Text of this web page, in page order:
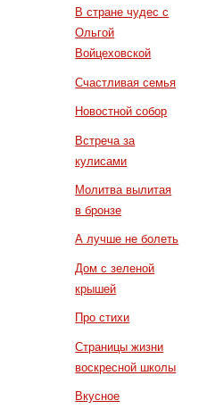
В стране чудес с
Ольгой
Войцеховской
Счастливая семья
Новостной собор
Встреча за
кулисами
Молитва вылитая
в бронзе
А лучше не болеть
Дом с зеленой
крышей
Про стихи
Страницы жизни
воскресной школы
Вкусное